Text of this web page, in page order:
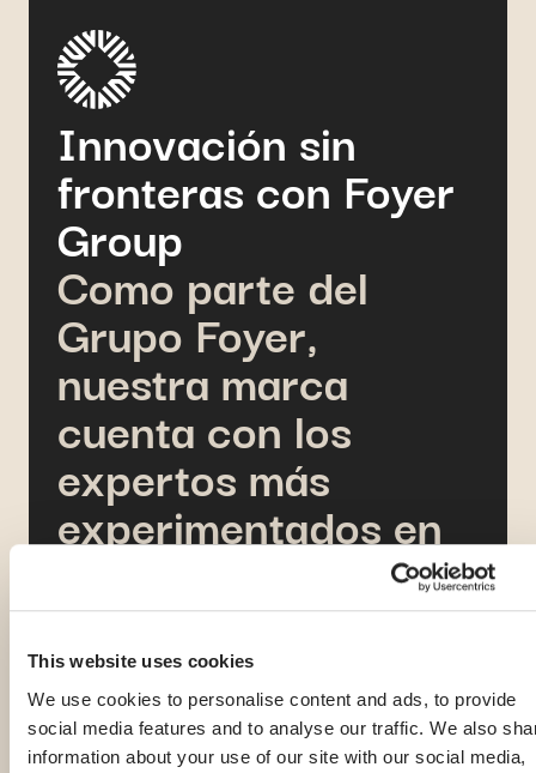
This website uses cookies
We use cookies to personalise content and ads, to provide
social media features and to analyse our traffic. We also
information about your use of our site with our social media,
Innovación sin
fronteras con Foyer
Group
Como parte del
Grupo Foyer,
nuestra marca
cuenta con los
expertos más
experimentados en
internacionales de
salud, y
colaboramos con